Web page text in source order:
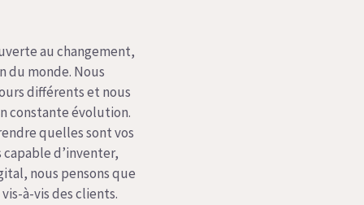
au changement,
du monde. Nous
différents et nous
constante évolution.
quelles sont vos
d’inventer,
nous pensons que
à-vis des clients.